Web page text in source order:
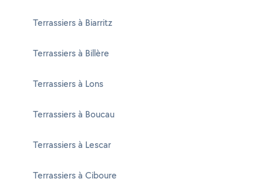
Terrassiers à Biarritz
Terrassiers à Billère
Terrassiers à Lons
Terrassiers à Boucau
Terrassiers à Lescar
Terrassiers à Ciboure